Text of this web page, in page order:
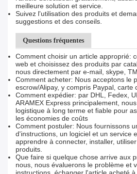
meilleure solution et service.
Suivez l'utilisation des produits et
suggestions et des conseils.
Questions fréquentes
Comment choisir un article approprié:
web et choisissez des produits par
nous directement par e-mail, skype,
Comment acheter: Nous acceptons le
escrow/Alipay, y compris Paypal, carte
Comment expédier: par DHL, Fedex,
ARAMEX Express principalement,
logistique à long terme et fiable pour
les économies de coûts
Comment postuler: Nous fournissons
d'instructions, un logiciel et un service
apprendre à connecter, installer,
produits.
Que faire si quelque chose arrive aux
nous, nous évaluerons le problème et